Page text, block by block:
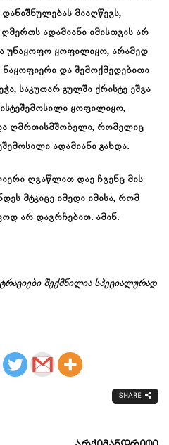
მიაღწევს,
ადამიანი იმისთვის არ
უნაყოფო ყოფილიყო, არამედ
და შემოქმედებითი
საკუთარ გულში ქრისტე ეშვა
ყოფილიყო,
ღმრთისმშობელი, რომელიც
ადამიანი გახდა.
ღვაწლით დაე ჩვენც მის
მტკიცე იმედი იმისა, რომ
არ დავრჩებით. ამინ.
შექმნილია სპეციალურად
SHARE